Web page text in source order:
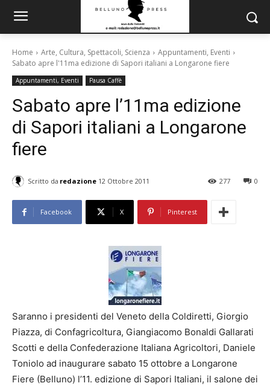
Home Arte, Cultura, Spettacoli, Scienza
Appuntamenti, Eventi
Sabato apre l'11ma edizione di Sapori italiani a Longarone fiere
Appuntamenti, Eventi Pausa Caffè
Sabato apre l’11ma edizione
di Sapori italiani a Longarone
fiere
Scritto da redazione 12 Ottobre 2011 0
277
Facebook X Pinterest
Saranno i presidenti del Veneto della Coldiretti, Giorgio
Piazza, di Confagricoltura, Giangiacomo Bonaldi Gallarati
Scotti e della Confederazione Italiana Agricoltori, Daniele
Toniolo ad inaugurare sabato 15 ottobre a Longarone
Fiere (Belluno) l’11. edizione di Sapori Italiani, il salone dei